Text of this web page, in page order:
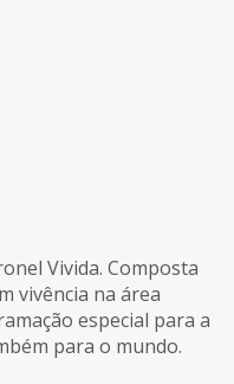
Vivida. Composta
vivência na área
especial para a
para o mundo.